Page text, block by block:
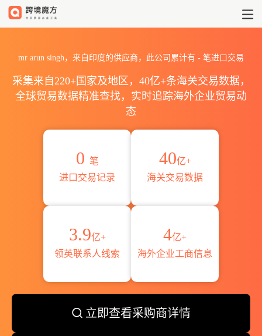
mr arun singh，来自印度的供应商，此公司累计有 - 笔进口交易
采集来自220+国家及地区，40亿+条海关交易数据，
全球贸易数据精准查找，实时追踪海外企业贸易动
态
0 笔
进口交易记录
40亿+
海关交易数据
3.9亿+
领英联系人线索
4亿+
海外企业工商信息
立即查看采购商详情